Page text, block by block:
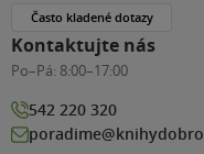
Často kladené dotazy
Kontaktujte nás
Po–Pá: 8:00–17:00
542 220 320